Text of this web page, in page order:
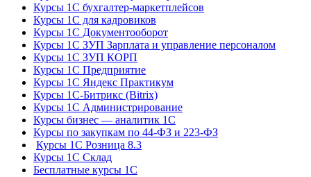
Курсы 1С бухгалтер-маркетплейсов
Курсы 1С для кадровиков
Курсы 1С Документооборот
Курсы 1С ЗУП Зарплата и управление персоналом
Курсы 1С ЗУП КОРП
Курсы 1С Предприятие
Курсы 1С Яндекс Практикум
Курсы 1С-Битрикс (Bitrix)
Курсы 1С Администрирование
Курсы бизнес — аналитик 1С
Курсы по закупкам по 44‑ФЗ и 223‑ФЗ
Курсы 1С Розница 8.3
Курсы 1С Склад
Бесплатные курсы 1С